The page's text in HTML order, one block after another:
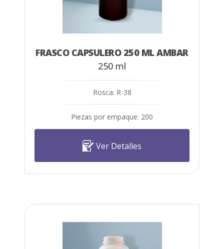
FRASCO CAPSULERO 250 ML AMBAR
250 ml
Rosca: R-38
Piezas por empaque: 200
Ver Detalles